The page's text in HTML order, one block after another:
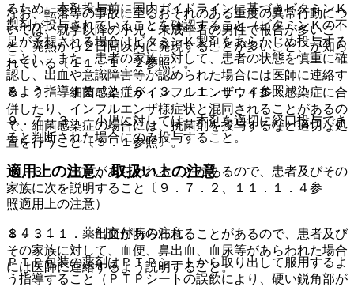
るため、本剤投与前に国内ガイドラインに基づきビタミンＫ
製剤が投与されていることを確認すること（ビタミンＫの不
足が予想される場合はビタミンＫ製剤をあらかじめ投与する
こと）、また、患者の家族に対して、患者の状態を慎重に確
認し、出血や意識障害等が認められた場合には医師に連絡す
るよう指導すること〔８．３、１１．１．４参照〕。
９．７．３． 小児に対しては、本剤を適切に経口投与でき
ると判断された場合にのみ投与すること。
適用上の注意、取扱い上の注意
（適用上の注意）
１４．１． 薬剤交付時の注意
ＰＴＰ包装の薬剤はＰＴＰシートから取り出して服用するよ
う指導すること（ＰＴＰシートの誤飲により、硬い鋭角部が
なお、転落等の事故に至るおそれのある重度の異常行動につ
いては、就学以降の小児・未成年者の男性で報告が多いこ
と、発熱から２日間以内に発現することが多いこと、が知ら
れている〔１１．１．２参照〕。
８．２． 細菌感染症がインフルエンザウイルス感染症に合
併したり、インフルエンザ様症状と混同されることがあるの
で、細菌感染症の場合には、抗菌剤を投与するなど適切な処
置を行うこと〔５．１参照〕。
８．３． 出血があらわれることがあるので、患者及びその
家族に次を説明すること〔９．７．２、１１．１．４参
照〕。
８．３．１． 出血があらわれることがあるので、患者及び
その家族に対して、血便、鼻出血、血尿等があらわれた場合
には医師に連絡するよう説明すること。